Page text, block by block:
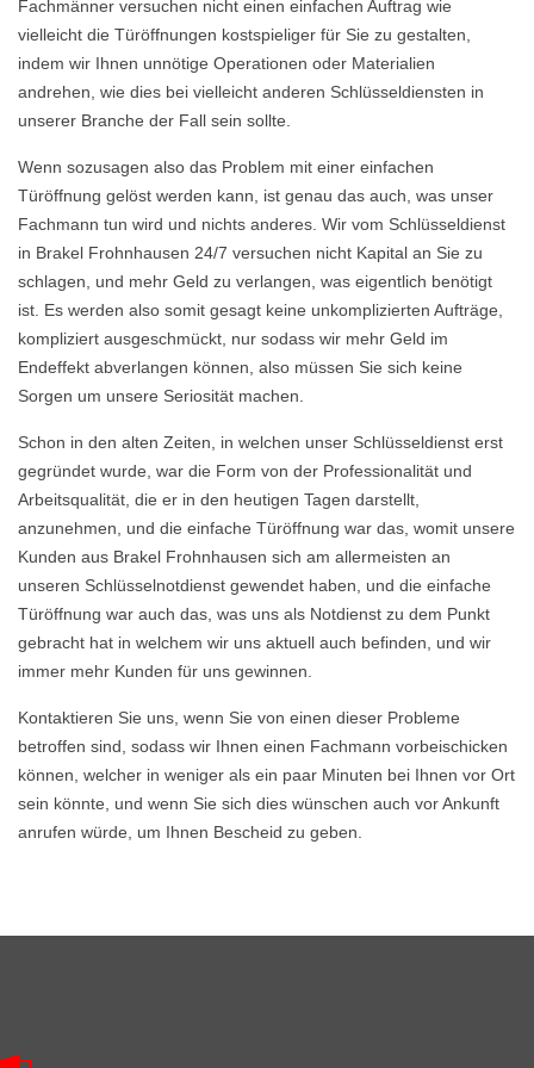
Fachmänner versuchen nicht einen einfachen Auftrag wie
vielleicht die Türöffnungen kostspieliger für Sie zu gestalten,
indem wir Ihnen unnötige Operationen oder Materialien
andrehen, wie dies bei vielleicht anderen Schlüsseldiensten in
unserer Branche der Fall sein sollte.
Wenn sozusagen also das Problem mit einer einfachen
Türöffnung gelöst werden kann, ist genau das auch, was unser
Fachmann tun wird und nichts anderes. Wir vom Schlüsseldienst
in Brakel Frohnhausen 24/7 versuchen nicht Kapital an Sie zu
schlagen, und mehr Geld zu verlangen, was eigentlich benötigt
ist. Es werden also somit gesagt keine unkomplizierten Aufträge,
kompliziert ausgeschmückt, nur sodass wir mehr Geld im
Endeffekt abverlangen können, also müssen Sie sich keine
Sorgen um unsere Seriosität machen.
Schon in den alten Zeiten, in welchen unser Schlüsseldienst erst
gegründet wurde, war die Form von der Professionalität und
Arbeitsqualität, die er in den heutigen Tagen darstellt,
anzunehmen, und die einfache Türöffnung war das, womit unsere
Kunden aus Brakel Frohnhausen sich am allermeisten an
unseren Schlüsselnotdienst gewendet haben, und die einfache
Türöffnung war auch das, was uns als Notdienst zu dem Punkt
gebracht hat in welchem wir uns aktuell auch befinden, und wir
immer mehr Kunden für uns gewinnen.
Kontaktieren Sie uns, wenn Sie von einen dieser Probleme
betroffen sind, sodass wir Ihnen einen Fachmann vorbeischicken
können, welcher in weniger als ein paar Minuten bei Ihnen vor Ort
sein könnte, und wenn Sie sich dies wünschen auch vor Ankunft
anrufen würde, um Ihnen Bescheid zu geben.